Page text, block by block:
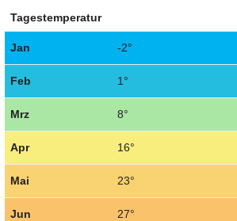
Tagestemperatur
Jan -2°
Feb 1°
Mrz 8°
Apr 16°
Mai 23°
Jun 27°